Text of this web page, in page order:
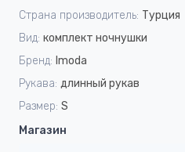
Страна производитель: Турция
Вид: комплект ночнушки
Бренд: Imoda
Рукава: длинный рукав
Размер: S
Магазин